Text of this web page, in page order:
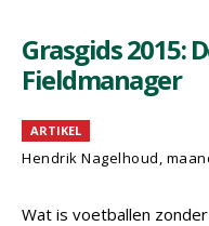
Grasgids 2015:
Fieldmanager
ARTIKEL
Hendrik Nagelhoud,
Wat is voetballen